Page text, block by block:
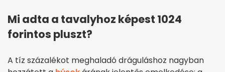
Mi adta a tavalyhoz képest 1024
forintos pluszt?
A tíz százalékot meghaladó dráguláshoz nagyban